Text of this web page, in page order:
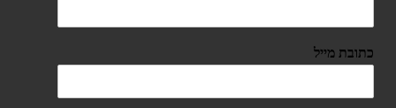
כתובת מייל